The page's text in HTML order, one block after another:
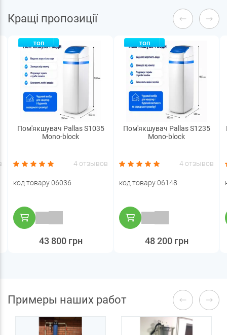
Кращі пропозиції
ТОП
Пом'якшувач Pallas S1035
Mono-block
4 отзывов
код товару 06036
43 800 грн
ТОП
Пом'якшувач Pallas S1235
Mono-block
4 отзывов
код товару 06148
48 200 грн
Примеры наших работ